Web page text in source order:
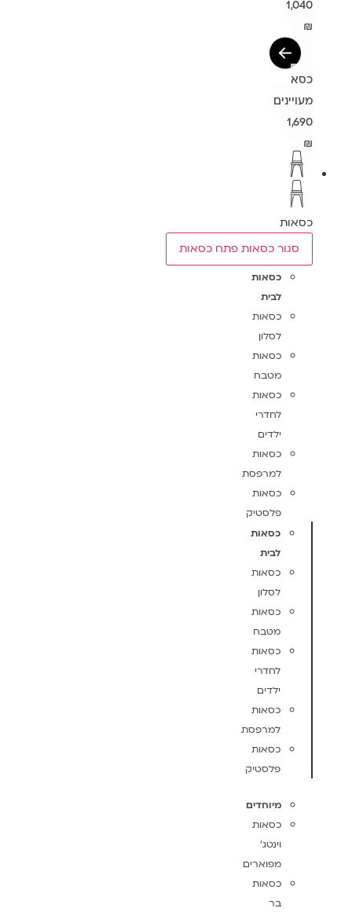
1,040
₪
כסא
מעויינים
1,690
₪
כסאות
סגור כסאות פתח כסאות
כסאות
לבית
כסאות
לסלון
כסאות
מטבח
כסאות
לחדרי
ילדים
כסאות
למרפסת
כסאות
פלסטיק
כסאות
לבית
כסאות
לסלון
כסאות
מטבח
כסאות
לחדרי
ילדים
כסאות
למרפסת
כסאות
פלסטיק
מיוחדים
כסאות
וינטג'
מפוארים
כסאות
בר